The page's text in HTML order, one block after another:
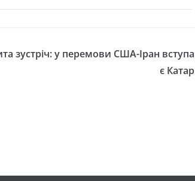
зустріч: у перемови США-Іран вступа
є Катар